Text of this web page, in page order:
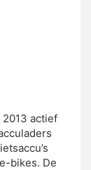
actief
bikes. De